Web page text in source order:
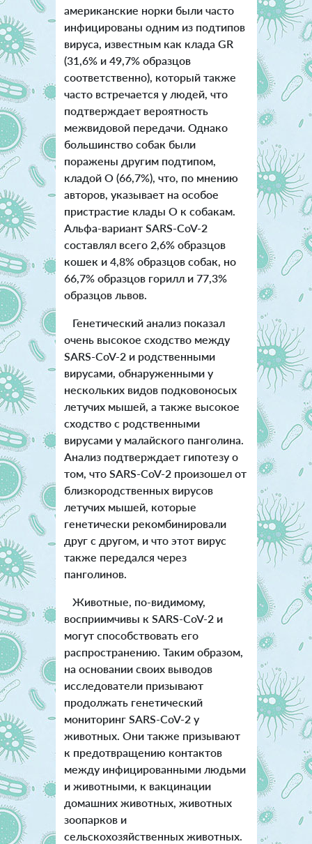
американские норки были часто
инфицированы одним из подтипов
вируса, известным как клада GR
(31,6% и 49,7% образцов
соответственно), который также
часто встречается у людей, что
подтверждает вероятность
межвидовой передачи. Однако
большинство собак были
поражены другим подтипом,
кладой O (66,7%), что, по мнению
авторов, указывает на особое
пристрастие клады O к собакам.
Альфа-вариант SARS-CoV-2
составлял всего 2,6% образцов
кошек и 4,8% образцов собак, но
66,7% образцов горилл и 77,3%
образцов львов.
Генетический анализ показал
очень высокое сходство между
SARS-CoV-2 и родственными
вирусами, обнаруженными у
нескольких видов подковоносых
летучих мышей, а также высокое
сходство с родственными
вирусами у малайского панголина.
Анализ подтверждает гипотезу о
том, что SARS-CoV-2 произошел от
близкородственных вирусов
летучих мышей, которые
генетически рекомбинировали
друг с другом, и что этот вирус
также передался через
панголинов.
Животные, по-видимому,
восприимчивы к SARS-CoV-2 и
могут способствовать его
распространению. Таким образом,
на основании своих выводов
исследователи призывают
продолжать генетический
мониторинг SARS-CoV-2 у
животных. Они также призывают
к предотвращению контактов
между инфицированными людьми
и животными, к вакцинации
домашних животных, животных
зоопарков и
сельскохозяйственных животных.